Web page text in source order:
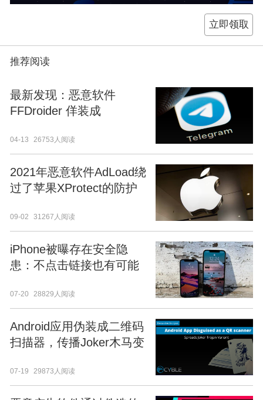
立即领取
推荐阅读
最新发现：恶意软件
FFDroider 佯装成
用户密码
04-13 26753人阅读
2021年恶意软件AdLoad绕
过了苹果XProtect的防护
09-02 31267人阅读
iPhone被曝存在安全隐
患：不点击链接也有可能
07-20 28829人阅读
Android应用伪装成二维码
扫描器，传播Joker木马变
07-19 29873人阅读